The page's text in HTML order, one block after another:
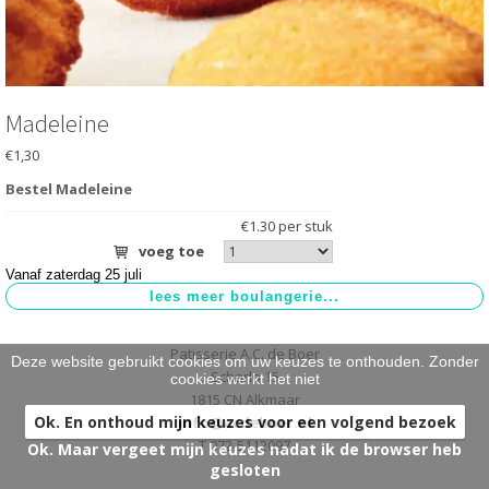
HARTIG >
BRUIDSTAARTEN >
ONTBIJT EXTRA'S
OVER ONS
Madeleine
€1,30
Bestel Madeleine
€1.30 per stuk
voeg toe
Vanaf zaterdag 25 juli
Patisserie A.C. de Boer
Scharlo 15
1815 CN Alkmaar
info@acdeboer.nl
T 072-5112097
Deze website gebruikt cookies om uw keuzes te onthouden. Zonder
cookies werkt het niet
Ok. En onthoud mijn keuzes voor een volgend bezoek
Ok. Maar vergeet mijn keuzes nadat ik de browser heb
gesloten